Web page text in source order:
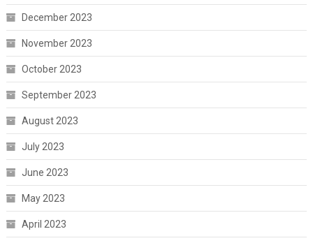
December 2023
November 2023
October 2023
September 2023
August 2023
July 2023
June 2023
May 2023
April 2023